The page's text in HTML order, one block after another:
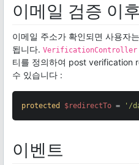
이메일 검증 이후
이메일 주소가 확인되면 사용자
됩니다. VerificationController
티를 정의하여 post verification
수 있습니다 :
protected $redirectTo = '/
이벤트